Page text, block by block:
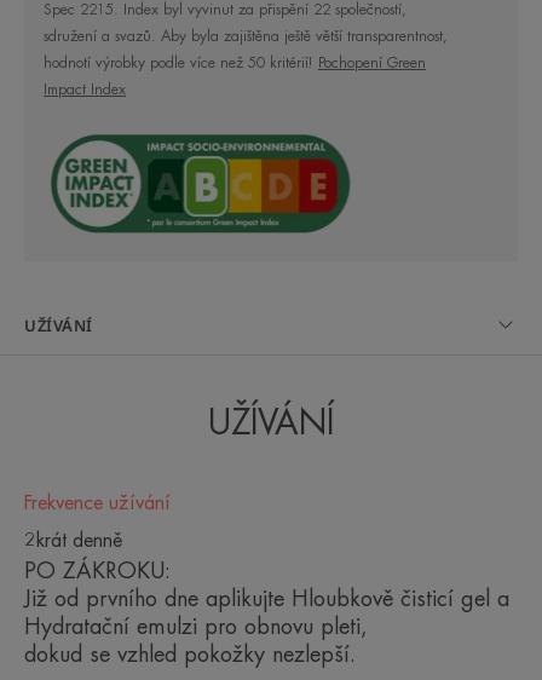
Složení na míru pro zklidnění,
hydrataci a obnovu* pokožky
dermatologickým zákrokem nebo
tetováním**.
Výhoda
pokožku.
• Trvale HYDRATUJE (24hodinová hydratace).
• HYDRATUJE po 48 hodin a OBNOVUJE kožní
bariéru.
Spec 2215. Index byl vyvinut za přispění 22 společností,
sdružení a svazů. Aby byla zajištěna ještě větší transparentnost,
hodnotí výrobky podle více než 50 kritérií!
Pochopení Green
Impact Index
UŽÍVÁNÍ
UŽÍVÁNÍ
Frekvence užívání
2krát denně
PO ZÁKROKU:
Již od prvního dne aplikujte Hloubkově čisticí gel a
Hydratační emulzi pro obnovu pleti,
dokud se vzhled pokožky nezlepší.